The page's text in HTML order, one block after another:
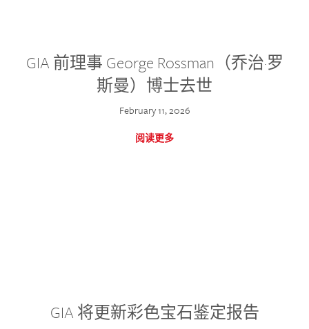
GIA 前理事 George Rossman（乔治·罗
斯曼）博士去世
February 11, 2026
阅读更多
GIA 将更新彩色宝石鉴定报告